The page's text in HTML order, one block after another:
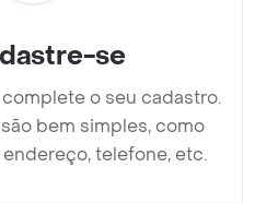
se
o seu cadastro.
bem simples, como
telefone, etc.